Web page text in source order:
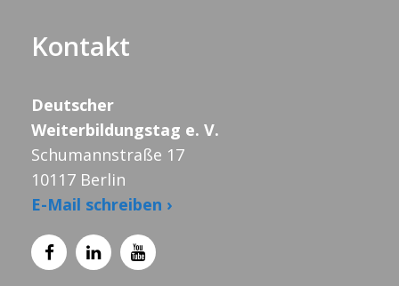
Kontakt
Deutscher
Weiterbildungstag e. V.
Schumannstraße 17
10117 Berlin
E-Mail schreiben ›